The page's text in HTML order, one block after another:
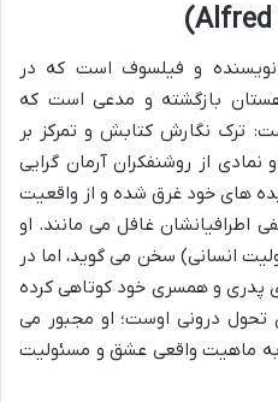
نویسنده و فیلسوف است که در
بازگشته و مدعی است که
ترک نگارش کتابش و تمرکز بر
از روشنفکران آرمان گرایی
های خود غرق شده و از واقعیت
اطرافیانشان غافل می مانند. او
انسانی) سخن می گوید، اما در
پدری و همسری خود کوتاهی کرده
تحول درونی اوست؛ او مجبور می
ماهیت واقعی عشق و مسئولیت